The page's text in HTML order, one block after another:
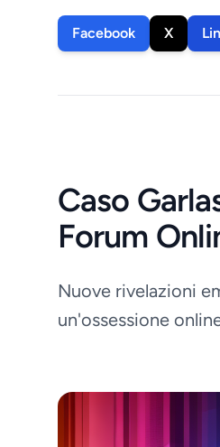
Facebook X
Caso
Forum
Nuove rivelazioni
un'ossessione